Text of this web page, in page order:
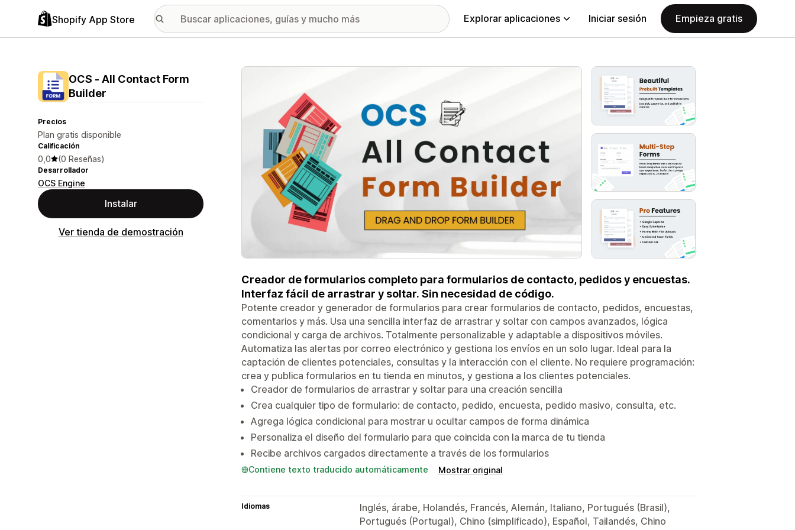
Shopify App Store Explorar aplicaciones Iniciar sesión Empieza gratis
OCS ‑ All Contact Form
Builder
Precios
Plan gratis disponible
Calificación
0,0 (0 Reseñas)
Desarrollador
OCS Engine
Instalar
Ver tienda de demostración
Galería de imágenes destacadas
Creador de formularios completo para formularios de contacto, pedidos y encuestas.
Interfaz fácil de arrastrar y soltar. Sin necesidad de código.
Potente creador y generador de formularios para crear formularios de contacto, pedidos, encuestas,
comentarios y más. Usa una sencilla interfaz de arrastrar y soltar con campos avanzados, lógica
condicional y carga de archivos. Totalmente personalizable y adaptable a dispositivos móviles.
Automatiza las alertas por correo electrónico y gestiona los envíos en un solo lugar. Ideal para la
captación de clientes potenciales, consultas y la interacción con el cliente. No requiere programación:
crea y publica formularios en tu tienda en minutos, y gestiona a los clientes potenciales.
Creador de formularios de arrastrar y soltar para una creación sencilla
Crea cualquier tipo de formulario: de contacto, pedido, encuesta, pedido masivo, consulta, etc.
Agrega lógica condicional para mostrar u ocultar campos de forma dinámica
Personaliza el diseño del formulario para que coincida con la marca de tu tienda
Recibe archivos cargados directamente a través de los formularios
Contiene texto traducido automáticamente Mostrar original
Idiomas
Inglés, árabe, Holandés, Francés, Alemán, Italiano, Portugués (Brasil),
Portugués (Portugal), Chino (simplificado), Español, Tailandés, Chino